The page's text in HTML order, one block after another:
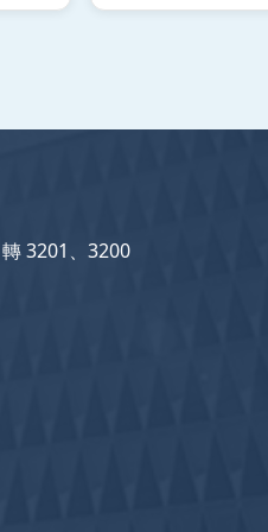
3201、3200